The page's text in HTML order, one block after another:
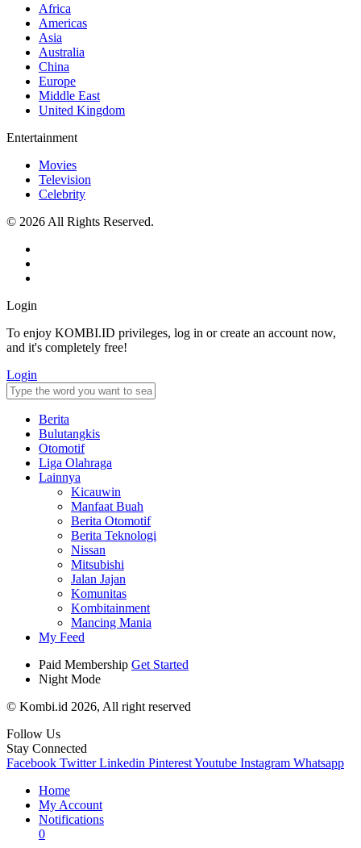
Africa
Americas
Asia
Australia
China
Europe
Middle East
United Kingdom
Entertainment
Movies
Television
Celebrity
© 2026 All Rights Reserved.
Login
To enjoy KOMBI.ID privileges, log in or create an account now,
and it's completely free!
Login
Berita
Bulutangkis
Otomotif
Liga Olahraga
Lainnya
Kicauwin
Manfaat Buah
Berita Otomotif
Berita Teknologi
Nissan
Mitsubishi
Jalan Jajan
Komunitas
Kombitainment
Mancing Mania
My Feed
Paid Membership Get Started
Night Mode
© Kombi.id 2026, All right reserved
Follow Us
Stay Connected
Facebook Twitter Linkedin PinterestYoutube Instagram Whatsapp
Home
My Account
Notifications
0